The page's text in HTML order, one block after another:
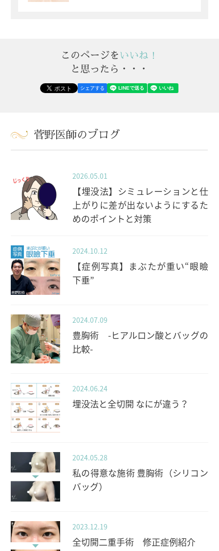
このページをいいね！
と思ったら・・・
シェアする
菅野医師のブログ
2026.05.01
【埋没法】シミュレーションと仕
上がりに差が出ないようにするた
めのポイントと対策
2024.10.12
【症例写真】まぶたが重い“眼瞼
下垂”
2024.07.09
豊胸術 -ヒアルロン酸とバッグの
比較-
2024.06.24
埋没法と全切開 なにが違う？
2024.05.28
私の得意な施術 豊胸術（シリコン
バッグ）
2023.12.19
全切開二重手術 修正症例紹介